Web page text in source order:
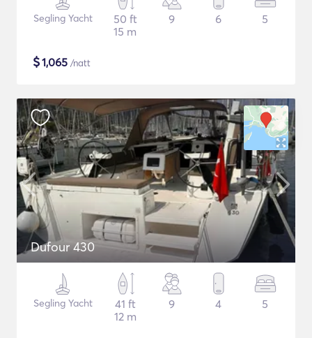
Segling Yacht
50 ft
15 m
9 6 5
$1,065 /natt
Dufour 430
Segling Yacht
41 ft
12 m
9 4 5